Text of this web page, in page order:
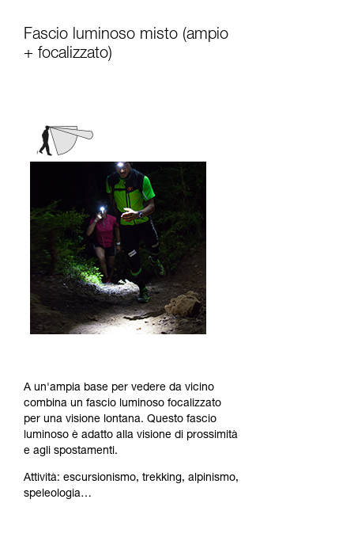
Fascio luminoso misto (ampio
+ focalizzato)
A un'ampia base per vedere da vicino
combina un fascio luminoso focalizzato
per una visione lontana. Questo fascio
luminoso è adatto alla visione di prossimità
e agli spostamenti.
Attività: escursionismo, trekking, alpinismo,
speleologia…